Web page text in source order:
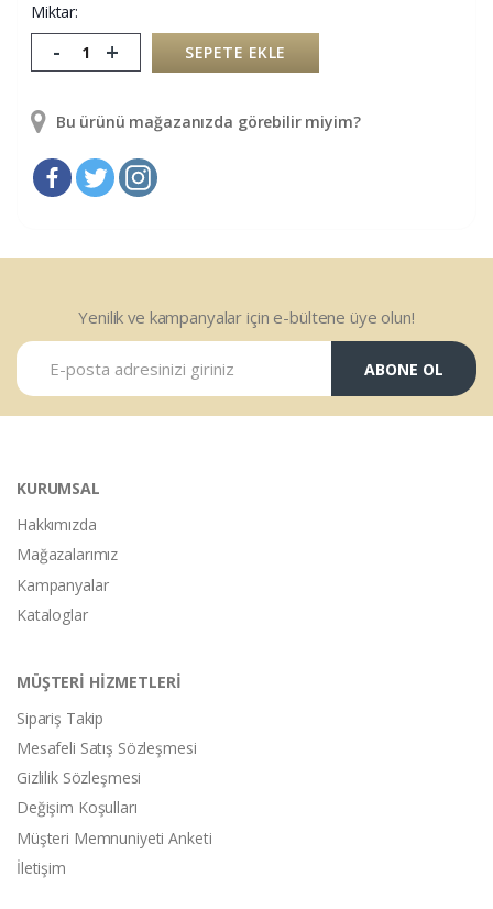
Miktar:
- + SEPETE EKLE
Bu ürünü mağazanızda görebilir miyim?
Yenilik ve kampanyalar için e-bültene üye olun!
ABONE OL
KURUMSAL
Hakkımızda
Mağazalarımız
Kampanyalar
Kataloglar
MÜŞTERİ HİZMETLERİ
Sipariş Takip
Mesafeli Satış Sözleşmesi
Gizlilik Sözleşmesi
Değişim Koşulları
Müşteri Memnuniyeti Anketi
İletişim